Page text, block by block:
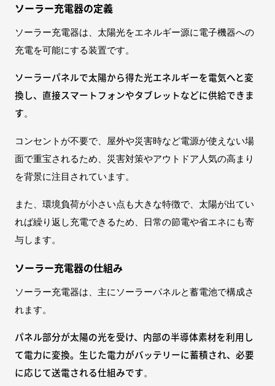
ソーラー充電器の定義
ソーラー充電器は、太陽光をエネルギー源に電子機器への
充電を可能にする装置です。
ソーラーパネルで太陽から得た光エネルギーを電気へと変
換し、直接スマートフォンやタブレットなどに供給できま
す。
コンセントが不要で、屋外や災害時など電源が使えない場
面で重宝されるため、災害対策やアウトドア人気の高まり
を背景に注目されています。
また、環境負荷が小さい点も大きな特徴で、太陽が出てい
れば繰り返し充電できるため、日常の節電や省エネにも寄
与します。
ソーラー充電器の仕組み
ソーラー充電器は、主にソーラーパネルと蓄電池で構成さ
れます。
パネル部分が太陽の光を受け、内部の半導体素材を利用し
て電力に変換。生じた電力がバッテリーに蓄積され、必要
に応じて送電される仕組みです。